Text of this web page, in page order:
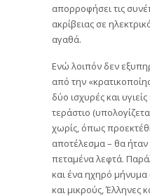
απορροφήσει τις
ακρίβειας σε
αγαθά.
Ενώ λοιπόν δεν
από την
δύο ισχυρές και
τεράστιο
χωρίς, όπως
αποτέλεσμα – θα ήταν
πεταμένα λεφτά.
και ένα ηχηρό
και μικρούς, Έλληνες